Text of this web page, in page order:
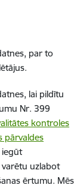
par to
lai pildītu
Nr. 399
kontroles
pārvaldes
varētu uzlabot
ērtumu. Mēs